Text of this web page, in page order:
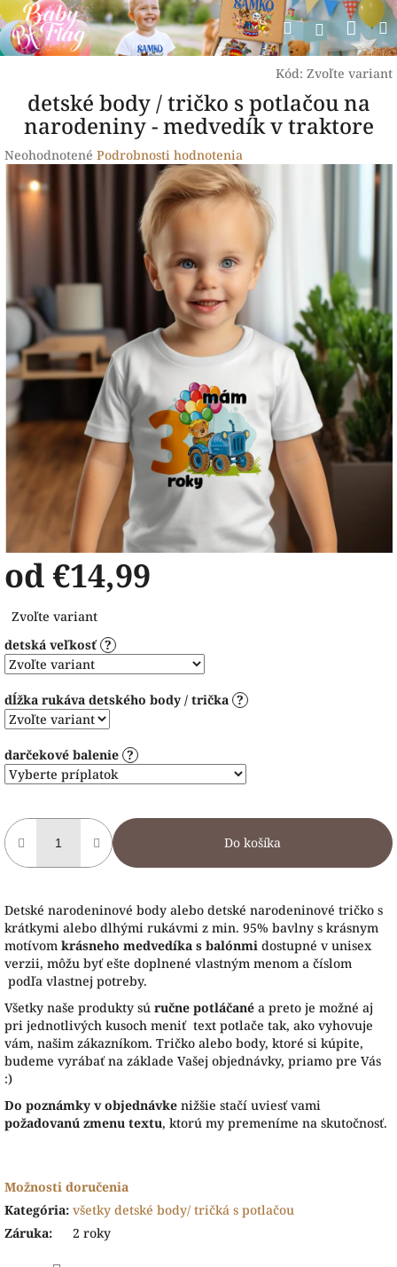
Prejsť
na
obsah
Hľadať
Kód: Zvoľte variant
detské body / tričko s potlačou na
narodeniny - medvedík v traktore
Priemerné
hodnotenie
produktu
Neohodnotené Podrobnosti hodnotenia
od €14,99
cena:
Zvoľte variant
detská veľkosť ?
dĺžka rukáva detského body / trička ?
darčekové balenie ?
Do košíka
Detské narodeninové body alebo detské narodeninové tričko s
krátkymi alebo dlhými rukávmi z min. 95% bavlny s krásnym
motívom krásneho medvedíka s balónmi dostupné v unisex
verzii, môžu byť ešte doplnené vlastným menom a číslom
podľa vlastnej potreby.
Všetky naše produkty sú ručne potláčané a preto je možné aj
pri jednotlivých kusoch meniť text potlače tak, ako vyhovuje
vám, našim zákazníkom. Tričko alebo body, ktoré si kúpite,
budeme vyrábať na základe Vašej objednávky, priamo pre Vás
:)
Do poznámky v objednávke nižšie stačí uviesť vami
požadovanú zmenu textu, ktorú my premeníme na skutočnosť.
Možnosti doručenia
Kategória: všetky detské body/ tričká s potlačou
Záruka: 2 roky